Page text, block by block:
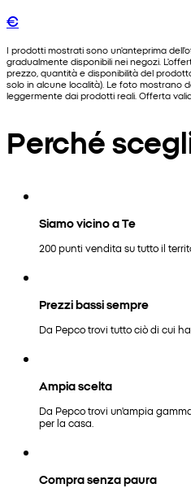
€
I prodotti mostrati sono un'anteprima
gradualmente disponibili nei negozi.
prezzo, quantità e disponibilità del
solo in alcune località). Le foto mostrano
leggermente dai prodotti reali. Offerta
Perché
Siamo vicino a Te
200 punti vendita su tutto il
Prezzi bassi sempre
Da Pepco trovi tutto ciò di cui
Ampia scelta
Da Pepco trovi un'ampia
per la casa.
Compra senza paura